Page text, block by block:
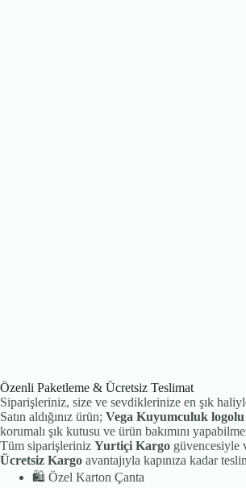
Özenli Paketleme & Ücretsiz Teslimat
Siparişleriniz, size ve sevdiklerinize en şık
Satın aldığınız ürün; Vega Kuyumculuk logolu
korumalı şık kutusu ve ürün bakımını
Tüm siparişleriniz Yurtiçi Kargo güvencesiyle
Ücretsiz Kargo avantajıyla kapınıza kadar
🛍️ Özel Karton Çanta